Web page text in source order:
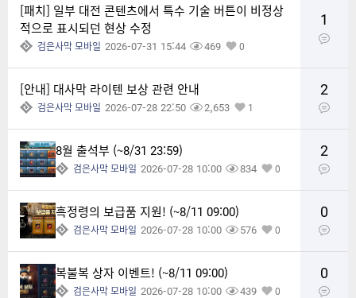
1
[패치] 일부 대전 콘텐츠에서 특수 기술 버튼이 비정상
적으로 표시되던 현상 수정
검은사막 모바일 2026-07-31 15:44 469 0
2
[안내] 대사막 라이텐 보상 관련 안내
검은사막 모바일 2026-07-28 22:50 2,653 1
2
8월 출석부 (~8/31 23:59)
검은사막 모바일 2026-07-28 10:00 834 0
0
흑정령의 보급품 지원! (~8/11 09:00)
검은사막 모바일 2026-07-28 10:00 576 0
0
복불복 상자 이벤트! (~8/11 09:00)
검은사막 모바일 2026-07-28 10:00 439 0